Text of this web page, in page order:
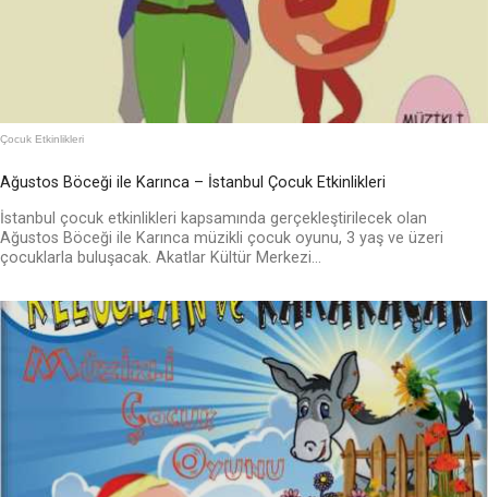
Çocuk Etkinlikleri
Ağustos Böceği ile Karınca – İstanbul Çocuk Etkinlikleri
İstanbul çocuk etkinlikleri kapsamında gerçekleştirilecek olan
Ağustos Böceği ile Karınca müzikli çocuk oyunu, 3 yaş ve üzeri
çocuklarla buluşacak. Akatlar Kültür Merkezi...